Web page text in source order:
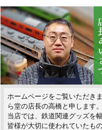
ホームページをご覧いただき
ら堂の店長の高橋と申します。
当店では、鉄道関連グッズを
皆様が大切に使われていたも